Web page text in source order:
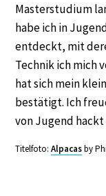
Masterstudium
habe ich in
entdeckt, mit
Technik ich mich
hat sich mein
bestätigt. Ich
von Jugend
Titelfoto:Alpacasby